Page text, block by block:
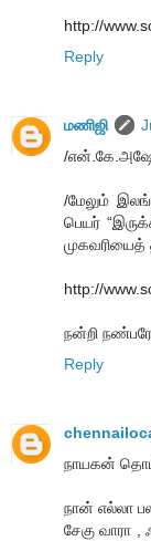
http://
Reply
மணிஜி
/
/மேலும்
பெயர்
முகவரியைத்
http://
நன்றி
Reply
நாயகன்
நான் எல்லா
சேகு வாரா